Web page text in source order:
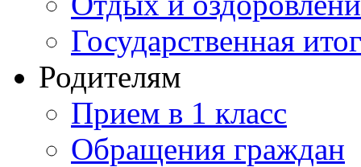
Государственная
Родителям
Прием в 1 класс
Обращения граждан